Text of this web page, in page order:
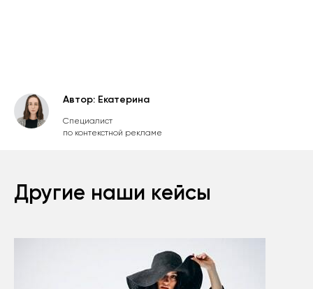
Автор: Екатерина
Специалист
по контекстной рекламе
Другие наши кейсы